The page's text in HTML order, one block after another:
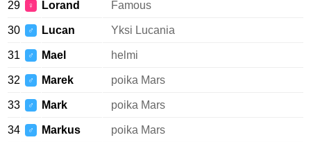
29 ♀ Lorand Famous
30 ♂ Lucan Yksi Lucania
31 ♂ Mael helmi
32 ♂ Marek poika Mars
33 ♂ Mark poika Mars
34 ♂ Markus poika Mars